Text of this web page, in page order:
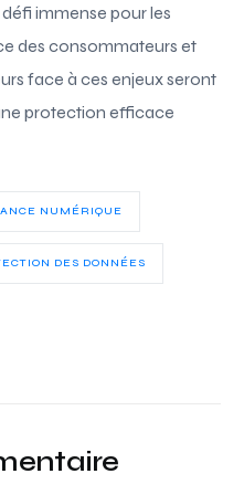
immense pour les
des consommateurs et
face à ces enjeux seront
protection efficace
NUMÉRIQUE
DES DONNÉES